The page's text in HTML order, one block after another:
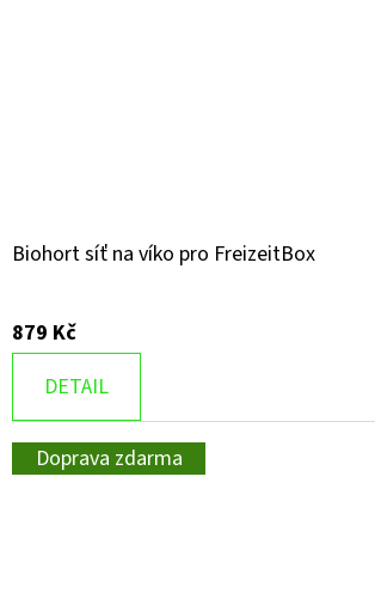
Biohort síť na víko pro FreizeitBox
879 Kč
DETAIL
Doprava zdarma